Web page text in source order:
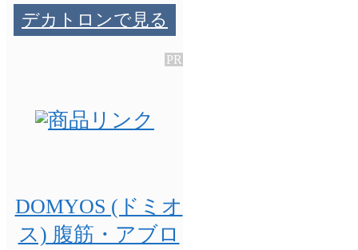
デカトロンで見る
DOMYOS (ドミオ
ス) 腹筋・アブロ